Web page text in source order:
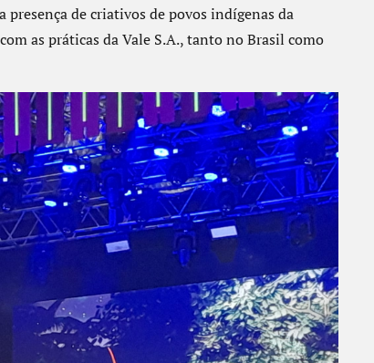
de criativos de povos indígenas da
as práticas da Vale S.A., tanto no Brasil como